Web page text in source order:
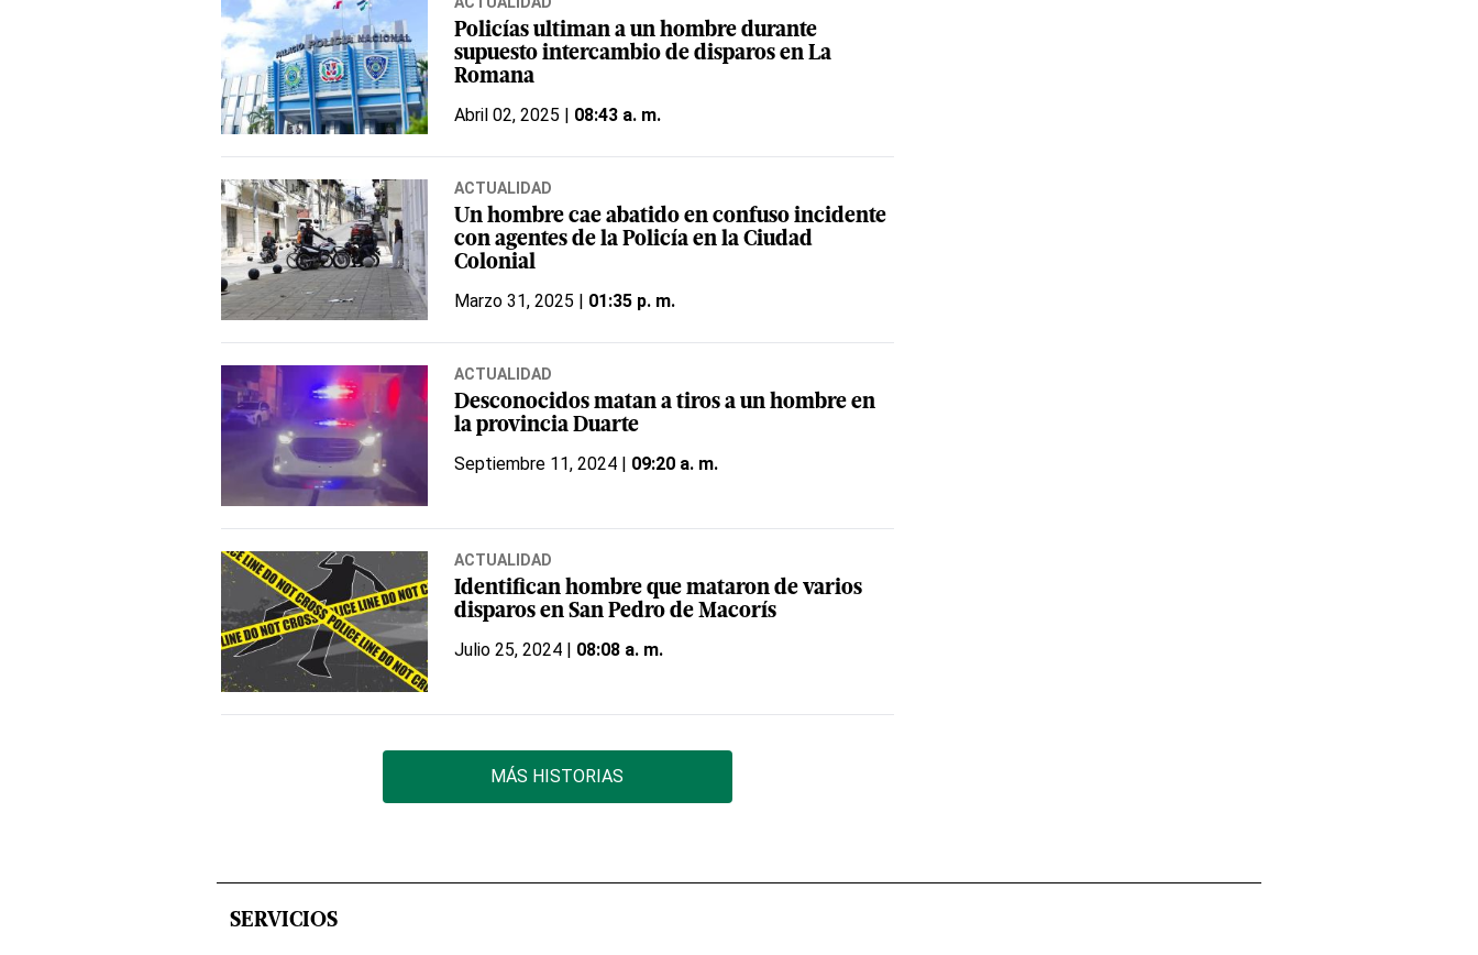
Policías ultiman a un hombre durante
supuesto intercambio de disparos en La
Romana
Abril 02, 2025 | 08:43 a. m.
ACTUALIDAD
Un hombre cae abatido en confuso incidente
con agentes de la Policía en la Ciudad
Colonial
Marzo 31, 2025 | 01:35 p. m.
ACTUALIDAD
Desconocidos matan a tiros a un hombre en
la provincia Duarte
Septiembre 11, 2024 | 09:20 a. m.
ACTUALIDAD
Identifican hombre que mataron de varios
disparos en San Pedro de Macorís
Julio 25, 2024 | 08:08 a. m.
MÁS HISTORIAS
SERVICIOS